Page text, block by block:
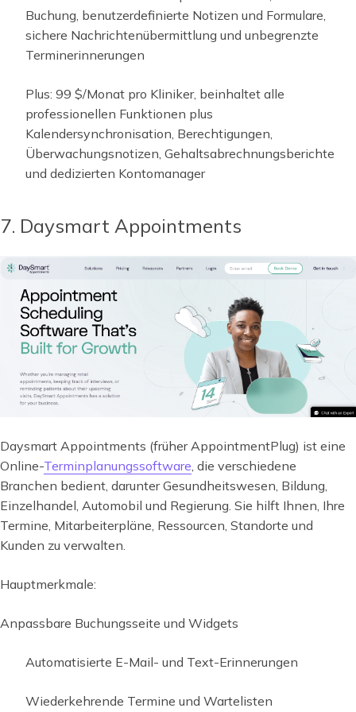
Buchung, benutzerdefinierte Notizen und Formulare,
sichere Nachrichtenübermittlung und unbegrenzte
Terminerinnerungen
Plus: 99 $/Monat pro Kliniker, beinhaltet alle
professionellen Funktionen plus
Kalendersynchronisation, Berechtigungen,
Überwachungsnotizen, Gehaltsabrechnungsberichte
und dedizierten Kontomanager
7. Daysmart Appointments
Daysmart Appointments (früher AppointmentPlug) ist eine
Online-Terminplanungssoftware, die verschiedene
Branchen bedient, darunter Gesundheitswesen, Bildung,
Einzelhandel, Automobil und Regierung. Sie hilft Ihnen, Ihre
Termine, Mitarbeiterpläne, Ressourcen, Standorte und
Kunden zu verwalten.
Hauptmerkmale:
Anpassbare Buchungsseite und Widgets
Automatisierte E-Mail- und Text-Erinnerungen
Wiederkehrende Termine und Wartelisten